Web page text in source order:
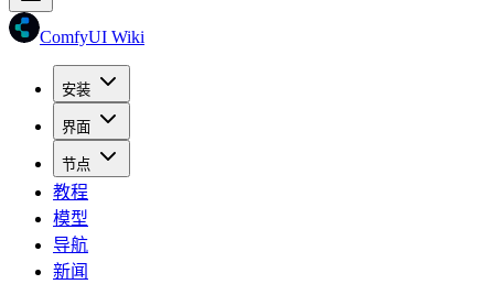
ComfyUI Wiki
安装
界面
节点
教程
模型
导航
新闻